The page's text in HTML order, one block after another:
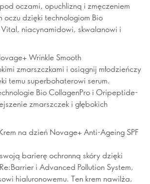
oczami, opuchlizną i zmęczeniem
oczu dzięki technologiom Bio
Vital, niacynamidowi, skwalanowi i
Wrinkle Smooth
zmarszczkami i osiągnij młodzieńczy
temu superbohaterowi serum.
Bio CollagenPro i Oripeptide-
zmarszczek i głębokich
na dzień Novage+ Anti-Ageing SPF
barierę ochronną skóry dzięki
i Advanced Pollution System,
hialuronowemu. Ten krem nawilża,